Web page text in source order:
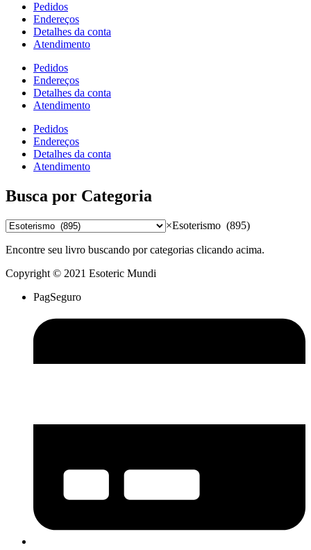
Pedidos
Endereços
Detalhes da conta
Atendimento
Pedidos
Endereços
Detalhes da conta
Atendimento
Pedidos
Endereços
Detalhes da conta
Atendimento
Busca por Categoria
×Esoterismo (895)
Encontre seu livro buscando por categorias clicando acima.
Copyright © 2021 Esoteric Mundi
PagSeguro